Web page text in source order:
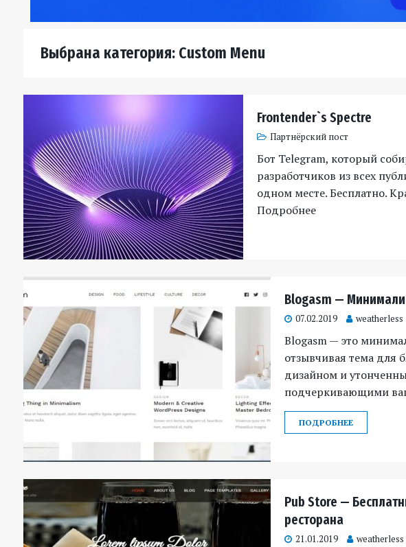
Выбрана категория: Custom Menu
Frontender`s Spectre
Партнёрский пост
Бот Telegram, который
разработчиков из всех
одном месте. Бесплатно.
Подробнее
Blogasm —
07.02.2019 weatherless
Blogasm — это
отзывчивая тема для
дизайном и
подчеркивающими
ПОДРОБНЕЕ
Pub Store —
ресторана
21.01.2019 weatherless